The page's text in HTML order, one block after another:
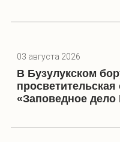
03 августа 2026
В Бузулукском
«Заповедное дело